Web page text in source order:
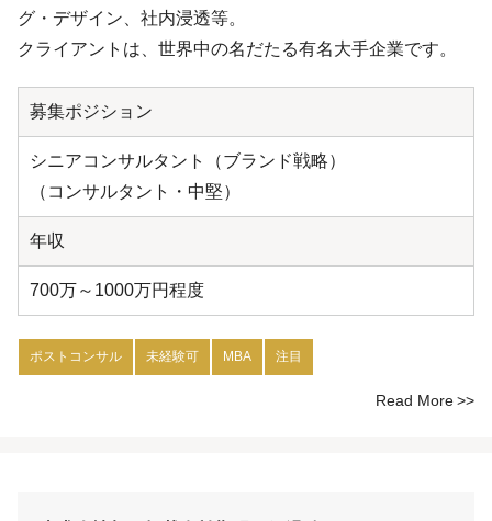
グ・デザイン、社内浸透等。
クライアントは、世界中の名だたる有名大手企業です。
募集ポジション
シニアコンサルタント（ブランド戦略）
（コンサルタント・中堅）
年収
700万～1000万円程度
ポストコンサル 未経験可 MBA 注目
Read More